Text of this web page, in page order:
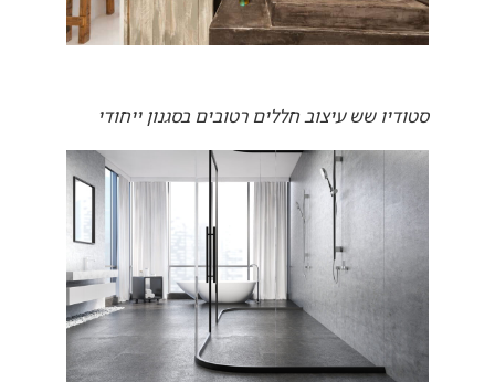
סטודיו שש עיצוב חללים רטובים בסגנון ייחודי